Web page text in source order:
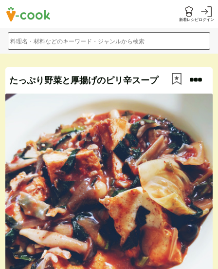
新着レシピログイン
料理名・材料などのキーワード・ジャンルから検索
たっぷり野菜と厚揚げのピリ辛スープ